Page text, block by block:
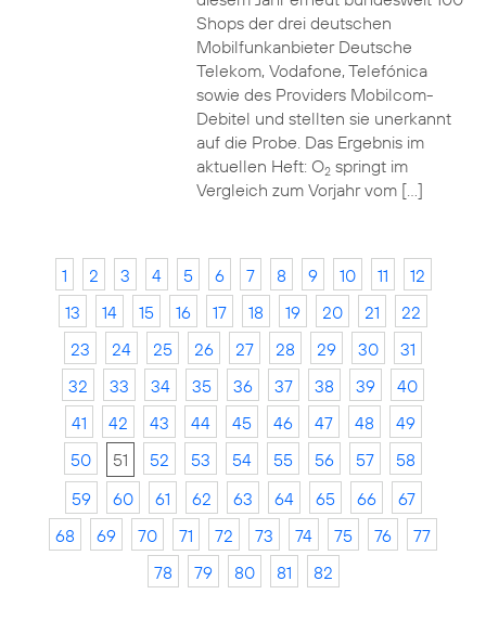
Shops der drei deutschen
Mobilfunkanbieter Deutsche
Telekom, Vodafone, Telefónica
sowie des Providers Mobilcom-
Debitel und stellten sie unerkannt
auf die Probe. Das Ergebnis im
aktuellen Heft: O2springt im
Vergleich zum Vorjahr vom […]
1 2 3 4 5 6 7 8 9 10 11
12
13
14 15 16 17 18 19 20 21
22
23
24 25 26 27 28 29 30
31
32
33 34 35 36 37 38 39
40
41
42 43 44 45 46 47 48
49
50
51 52 53 54 55 56 57
58
59
60 61 62 63 64 65 66
67
68
69 70 71 72 73 74 75 76
77
78
79 80 81 82